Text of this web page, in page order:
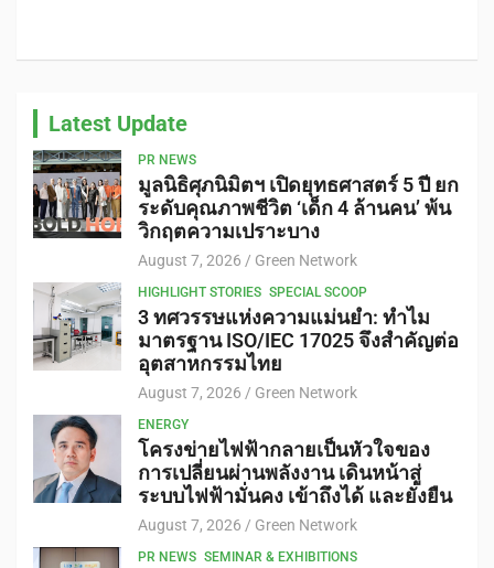
Latest Update
PR NEWS
มูลนิธิศุภนิมิตฯ เปิดยุทธศาสตร์ 5 ปี ยก
ระดับคุณภาพชีวิต ‘เด็ก 4 ล้านคน’ พ้น
วิกฤตความเปราะบาง
August 7, 2026 Green Network
HIGHLIGHT STORIES SPECIAL SCOOP
3 ทศวรรษแห่งความแม่นยำ: ทำไม
มาตรฐาน ISO/IEC 17025 จึงสำคัญต่อ
อุตสาหกรรมไทย
August 7, 2026 Green Network
ENERGY
โครงข่ายไฟฟ้ากลายเป็นหัวใจของ
การเปลี่ยนผ่านพลังงาน เดินหน้าสู่
ระบบไฟฟ้ามั่นคง เข้าถึงได้ และยั่งยืน
August 7, 2026 Green Network
PR NEWS SEMINAR & EXHIBITIONS